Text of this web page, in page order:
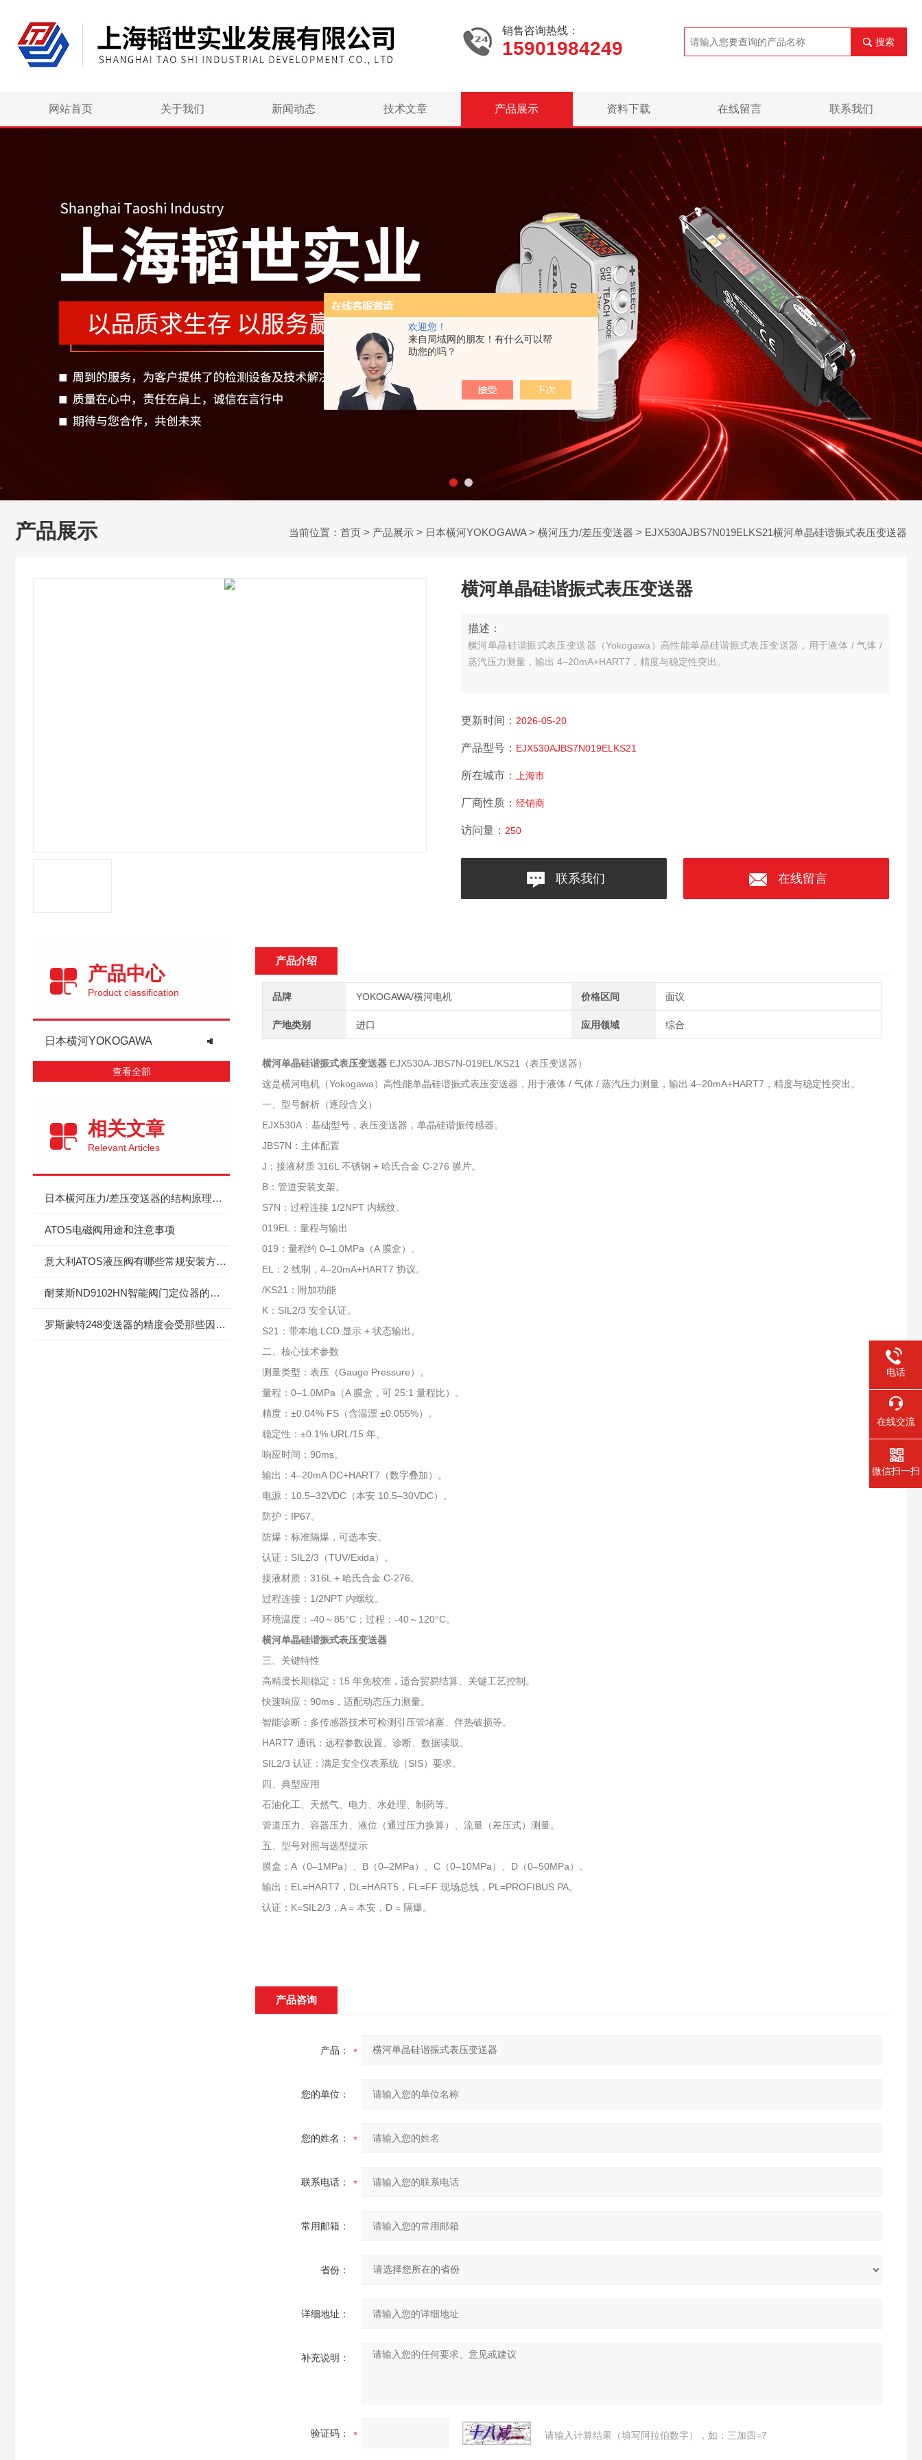
欢迎您！
来自局域网的朋友！有什么可以帮
助您的吗？
销售咨询热线：
15901984249 搜索
网站首页 关于我们 新闻动态 技术文章 产品展示 资料下载 在线留言 联系我们
产品展示 当前位置： 首页 > 产品展示 > 日本横河YOKOGAWA> 横河压力/差压变送器 > EJX530AJBS7N019ELKS21横河单晶硅谐振式表压变送器
横河单晶硅谐振式表压变送器
描述：
横河单晶硅谐振式表压变送器（Yokogawa）高性能单晶硅谐振式表压变送器，用于液体 / 气体 /
蒸汽压力测量，输出 4–20mA+HART7，精度与稳定性突出。
更新时间： 2026-05-20
产品型号： EJX530AJBS7N019ELKS21
所在城市： 上海市
厂商性质： 经销商
访问量： 250
联系我们 在线留言
产品中心
Product classification
日本横河YOKOGAWA
查看全部
相关文章
Relevant Articles
日本横河压力/差压变送器的结构原理和选型方法
ATOS电磁阀用途和注意事项
意大利ATOS液压阀有哪些常规安装方式及维修方法
耐莱斯ND9102HN智能阀门定位器的简介
罗斯蒙特248变送器的精度会受那些因素影响？
产品介绍
品牌 YOKOGAWA/横河电机 价格区间 面议
产地类别 进口 应用领域 综合
横河单晶硅谐振式表压变送器 EJX530A‑JBS7N‑019EL/KS21（表压变送器）
这是横河电机（Yokogawa）高性能单晶硅谐振式表压变送器，用于液体 / 气体 / 蒸汽压力测量，输出 4–20mA+HART7，精度与稳定性突出。
一、型号解析（逐段含义）
EJX530A：基础型号，表压变送器，单晶硅谐振传感器。
JBS7N：主体配置
J：接液材质 316L 不锈钢 + 哈氏合金 C‑276 膜片。
B：管道安装支架。
S7N：过程连接 1/2NPT 内螺纹。
019EL：量程与输出
019：量程约 0–1.0MPa（A 膜盒）。
EL：2 线制，4–20mA+HART7 协议。
/KS21：附加功能
K：SIL2/3 安全认证。
S21：带本地 LCD 显示 + 状态输出。
二、核心技术参数
测量类型：表压（Gauge Pressure）。
量程：0–1.0MPa（A 膜盒，可 25:1 量程比）。
精度：±0.04% FS（含温漂 ±0.055%）。
稳定性：±0.1% URL/15 年。
响应时间：90ms。
输出：4–20mA DC+HART7（数字叠加）。
电源：10.5–32VDC（本安 10.5–30VDC）。
防护：IP67。
防爆：标准隔爆，可选本安。
认证：SIL2/3（TUV/Exida）。
接液材质：316L + 哈氏合金 C‑276。
过程连接：1/2NPT 内螺纹。
环境温度：‑40～85°C；过程：‑40～120°C。
横河单晶硅谐振式表压变送器
三、关键特性
高精度长期稳定：15 年免校准，适合贸易结算、关键工艺控制。
快速响应：90ms，适配动态压力测量。
智能诊断：多传感器技术可检测引压管堵塞、伴热破损等。
HART7 通讯：远程参数设置、诊断、数据读取。
SIL2/3 认证：满足安全仪表系统（SIS）要求。
四、典型应用
石油化工、天然气、电力、水处理、制药等。
管道压力、容器压力、液位（通过压力换算）、流量（差压式）测量。
五、型号对照与选型提示
膜盒：A（0–1MPa）、B（0–2MPa）、C（0–10MPa）、D（0–50MPa）。
输出：EL=HART7，DL=HART5，FL=FF 现场总线，PL=PROFIBUS PA。
认证：K=SIL2/3，A = 本安，D = 隔爆。
产品咨询
产品：
您的单位：
您的姓名：
联系电话：
常用邮箱：
省份：
详细地址：
补充说明：
验证码： 请输入计算结果（填写阿拉伯数字），如：三加四=7
电话
在线交流
微信扫一扫